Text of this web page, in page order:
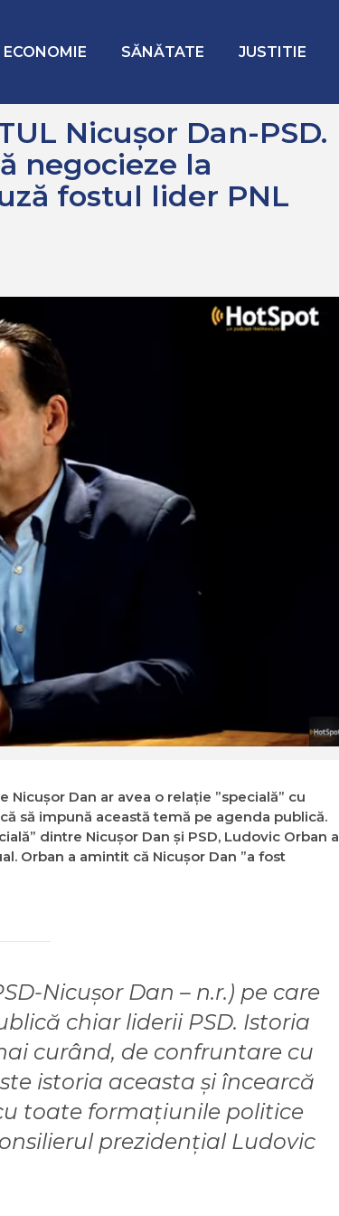
ECONOMIE SĂNĂTATE JUSTITIE
Nicușor Dan-PSD.
negocieze la
fostul lider PNL
Dan ar avea o relaţie ”specială” cu
să impună această temă pe agenda publică.
dintre Nicuşor Dan şi PSD, Ludovic Orban a
Orban a amintit că Nicuşor Dan ”a fost
Nicuşor Dan – n.r.) pe care
chiar liderii PSD. Istoria
curând, de confruntare cu
istoria aceasta şi încearcă
toate formaţiunile politice
prezidenţial Ludovic